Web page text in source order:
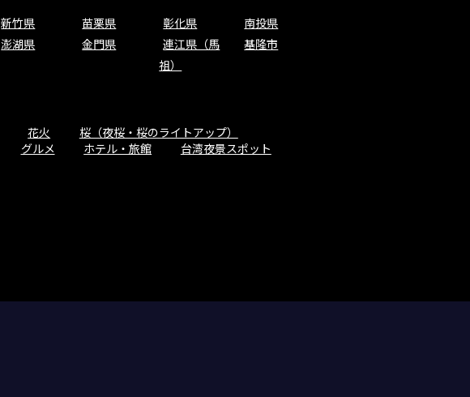
新竹県 苗栗県 彰化県
南投県
澎湖県 金門県
連江県（馬
祖）
基隆市
花火
桜（夜桜・桜のライトアップ）
グルメ ホテル・旅館
台湾夜景スポット